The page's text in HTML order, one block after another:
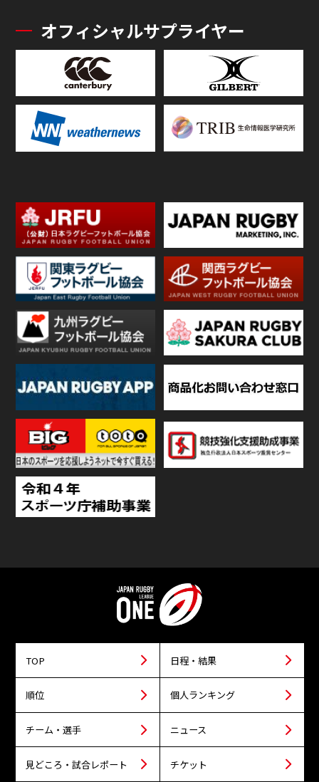
オフィシャルサプライヤー
TOP 日程・結果
順位 個人ランキング
チーム・選手 ニュース
見どころ・試合レポート チケット